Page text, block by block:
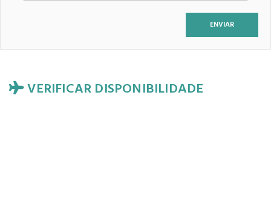
VERIFICAR DISPONIBILIDADE